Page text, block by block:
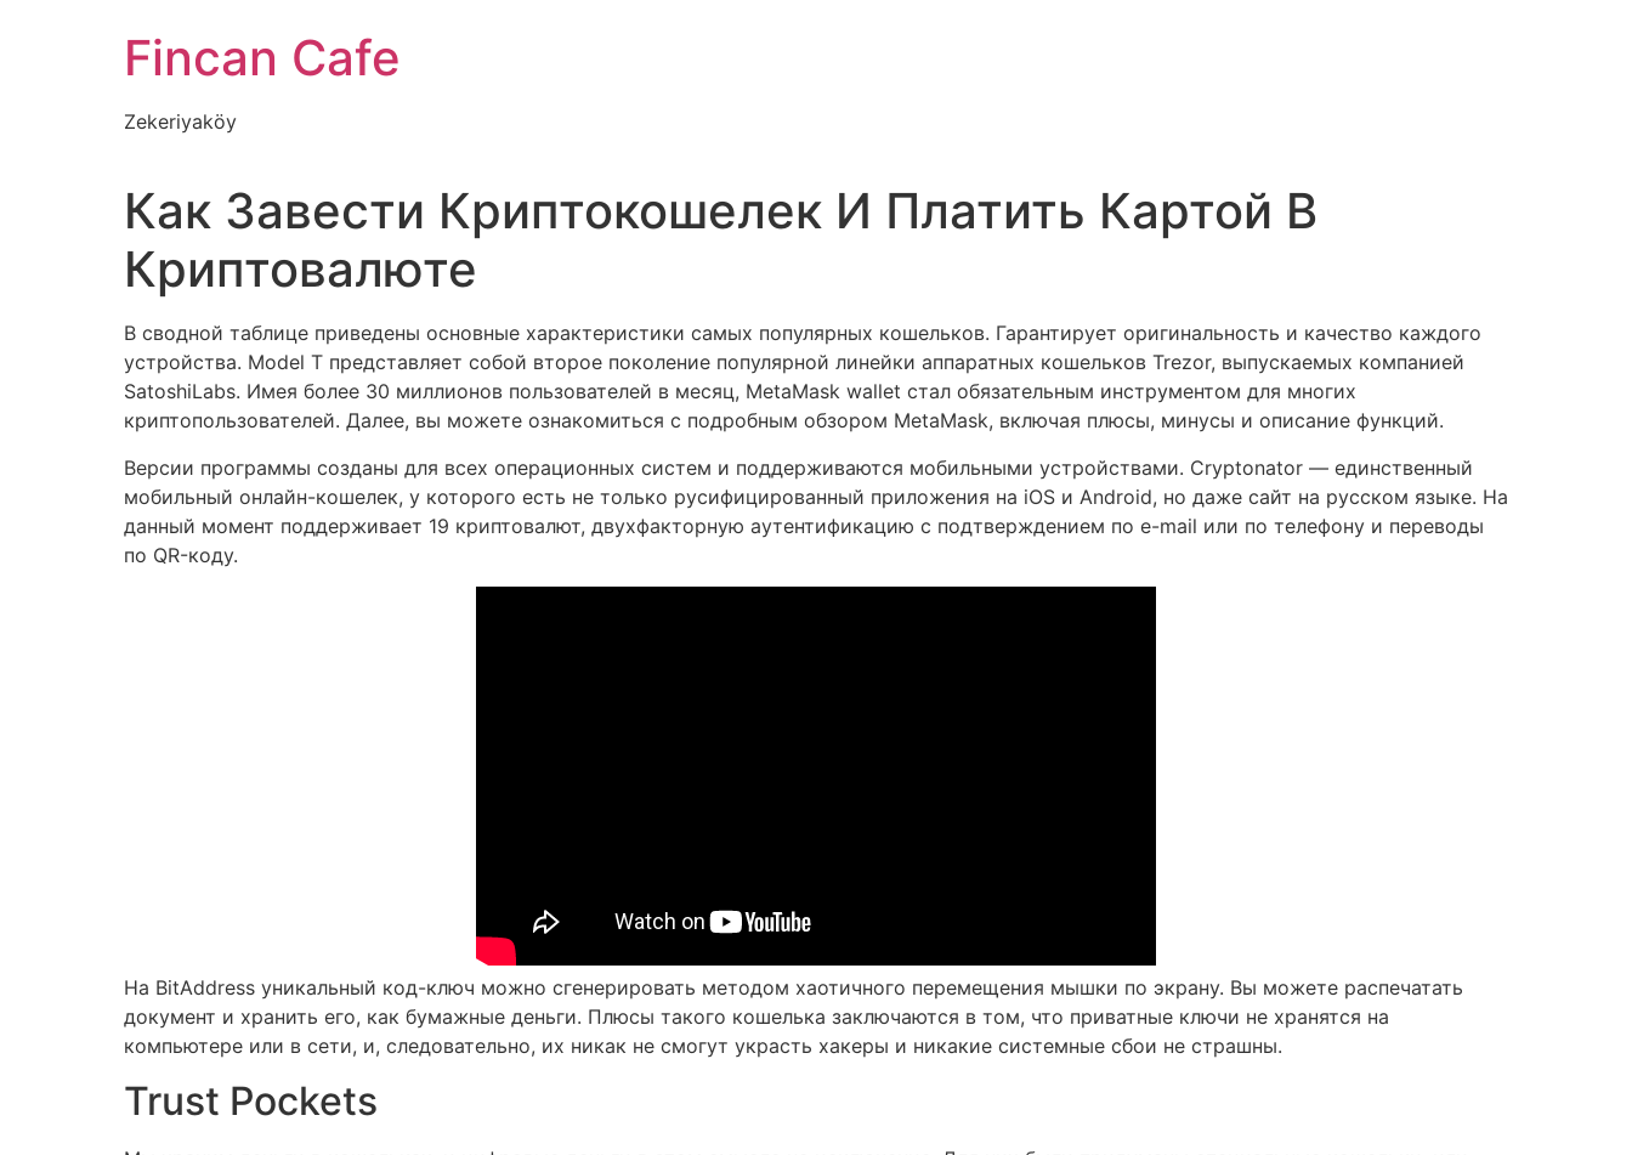
Fincan Cafe
Zekeriyaköy
Как Завести Криптокошелек И Платить Картой В
Криптовалюте
В сводной таблице приведены основные характеристики самых популярных кошельков. Гарантирует оригинальность и качество каждого
устройства. Model T представляет собой второе поколение популярной линейки аппаратных кошельков Trezor, выпускаемых компанией
SatoshiLabs. Имея более 30 миллионов пользователей в месяц, MetaMask wallet стал обязательным инструментом для многих
криптопользователей. Далее, вы можете ознакомиться с подробным обзором MetaMask, включая плюсы, минусы и описание функций.
Версии программы созданы для всех операционных систем и поддерживаются мобильными устройствами. Cryptonator — единственный
мобильный онлайн-кошелек, у которого есть не только русифицированный приложения на iOS и Android, но даже сайт на русском языке. На
данный момент поддерживает 19 криптовалют, двухфакторную аутентификацию с подтверждением по e-mail или по телефону и переводы
по QR-коду.
На BitAddress уникальный код-ключ можно сгенерировать методом хаотичного перемещения мышки по экрану. Вы можете распечатать
документ и хранить его, как бумажные деньги. Плюсы такого кошелька заключаются в том, что приватные ключи не хранятся на
компьютере или в сети, и, следовательно, их никак не смогут украсть хакеры и никакие системные сбои не страшны.
Trust Pockets